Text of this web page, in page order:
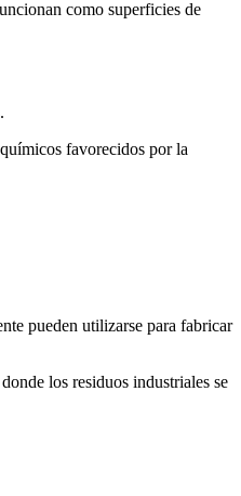
como superficies de
favorecidos por la
pueden utilizarse para fabricar
donde los residuos industriales se